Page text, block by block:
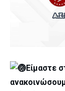
Είμαστε